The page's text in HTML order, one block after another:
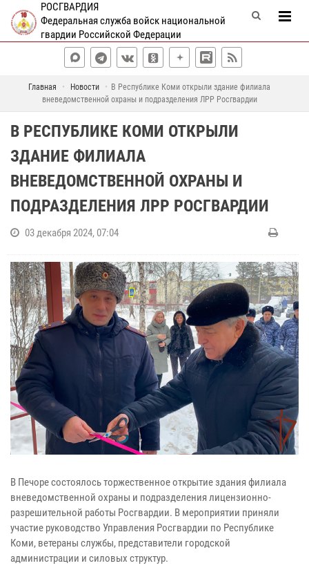
РОСГВАРДИЯ
Федеральная служба войск национальной
гвардии Российской Федерации
Главная Новости
В Республике Коми открыли здание филиала
вневедомственной охраны и подразделения ЛРР Росгвардии
В РЕСПУБЛИКЕ КОМИ ОТКРЫЛИ
ЗДАНИЕ ФИЛИАЛА
ВНЕВЕДОМСТВЕННОЙ ОХРАНЫ И
ПОДРАЗДЕЛЕНИЯ ЛРР РОСГВАРДИИ
03 декабря 2024, 07:04
В Печоре состоялось торжественное открытие здания филиала
вневедомственной охраны и подразделения лицензионно-
разрешительной работы Росгвардии. В мероприятии приняли
участие руководство Управления Росгвардии по Республике
Коми, ветераны службы, представители городской
администрации и силовых структур.